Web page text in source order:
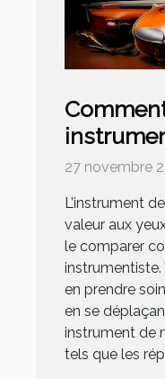
27 novembre
L’instrument
valeur aux
le comparer
instrumentiste.
en prendre
en se
instrument de
tels que les